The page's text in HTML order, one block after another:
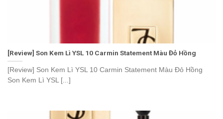
[Review] Son Kem Lì YSL 10 Carmin Statement Màu Đỏ Hồng
[Review] Son Kem Lì YSL 10 Carmin Statement Màu Đỏ Hồng
Son Kem Lì YSL [...]